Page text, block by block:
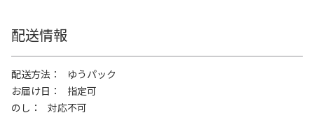
配送情報
配送方法
ゆうパック
お届け日
指定可
のし
対応不可